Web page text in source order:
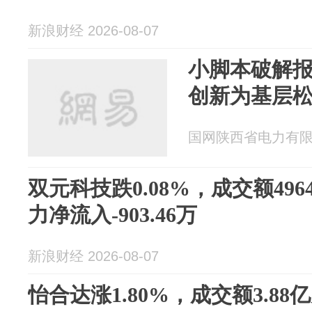
新浪财经 2026-08-07
小脚本破解
创新为基层
国网陕西省电力有
双元科技跌0.08%，成交额
力净流入-903.46万
新浪财经 2026-08-07
怡合达涨1.80%，成交额3.88